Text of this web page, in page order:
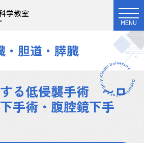
学教室
MENU
・胆道・膵臓
る低侵襲手術 〜ロ
手術・腹腔鏡下手